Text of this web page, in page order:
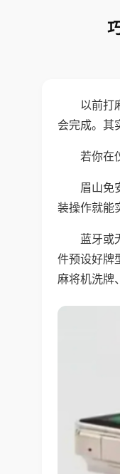
以前打
会完成。其
若你在
眉山免
装操作就能
蓝牙或
件预设好牌
麻将机洗牌